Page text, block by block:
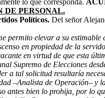
lo que corresponda.
DE PERSONAL.
Políticos. Del señor
permito elevar a su
en propiedad de la
en virtud de que esta
de Elecciones desde
a tal solicitud resultaría
–Analista de Operación–
antes bien lo prohija, por lo